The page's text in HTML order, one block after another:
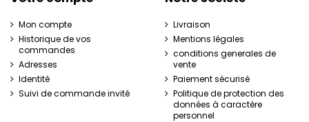
Mon compte
Historique de vos
commandes
Adresses
Identité
Suivi de commande invité
Livraison
Mentions légales
conditions generales de
vente
Paiement sécurisé
Politique de protection des
données à caractère
personnel